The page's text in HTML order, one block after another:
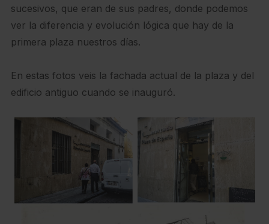
sucesivos, que eran de sus padres, donde podemos
ver la diferencia y evolución lógica que hay de la
primera plaza nuestros días.
En estas fotos veis la fachada actual de la plaza y del
edificio antiguo cuando se inauguró.